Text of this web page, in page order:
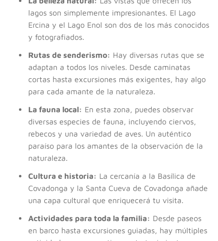
lagos son simplemente impresionantes. El Lago
Ercina y el Lago Enol son dos de los más conocidos
y fotografiados.
Rutas de senderismo: Hay diversas rutas que se
adaptan a todos los niveles. Desde caminatas
cortas hasta excursiones más exigentes, hay algo
para cada amante de la naturaleza.
La fauna local: En esta zona, puedes observar
diversas especies de fauna, incluyendo ciervos,
rebecos y una variedad de aves. Un auténtico
paraíso para los amantes de la observación de la
naturaleza.
Cultura e historia: La cercanía a la Basílica de
Covadonga y la Santa Cueva de Covadonga añade
una capa cultural que enriquecerá tu visita.
Actividades para toda la familia: Desde paseos
en barco hasta excursiones guiadas, hay múltiples